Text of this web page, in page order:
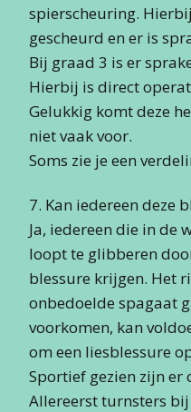
spierscheuring.
gescheurd en er is
Bij graad 3 is er
Hierbij is direct
Gelukkig komt deze
niet vaak voor.
Soms zie je een
7. Kan iedereen deze
Ja, iedereen die in de
loopt te glibberen
blessure krijgen. Het
onbedoelde spagaat
voorkomen, kan
om een liesblessure
Sportief gezien zijn er
Allereerst turnsters